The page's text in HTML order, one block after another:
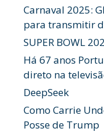
Carnaval 2025:
para transmitir
SUPER BOWL
Há 67 anos
direto na
DeepSeek
Como Carrie
Posse de Trump